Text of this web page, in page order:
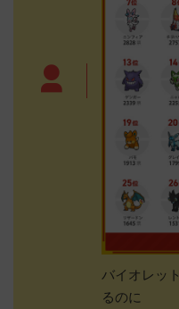
バイオレッ
るのに